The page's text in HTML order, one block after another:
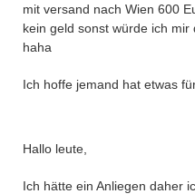
mit versand nach Wien 600
kein geld sonst würde ich mir
haha
Ich hoffe jemand hat etwas
Hallo leute,
Ich hätte ein Anliegen daher